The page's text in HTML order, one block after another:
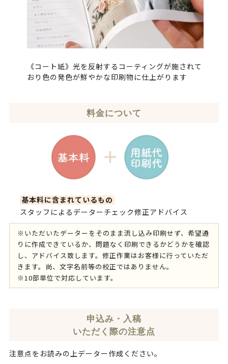
《コート紙》光を反射するコーティングが施されて
おり色の発色が鮮やかな印刷物に仕上がります
料金について
基本料に含まれているもの
スタッフによるデーターチェック修正アドバイス
※いただいたデーターをそのまま流し込み印刷せず、希望通
りに作成できているか、問題なく印刷できるかどうかを確認
し、アドバイス致します。修正作業はお客様に行っていただ
きます。尚、文字名前等の校正ではありません。
※10部単位で対応しています。
申込み・入稿
いただく際の注意点
注意点をお読みの上データー作成ください。